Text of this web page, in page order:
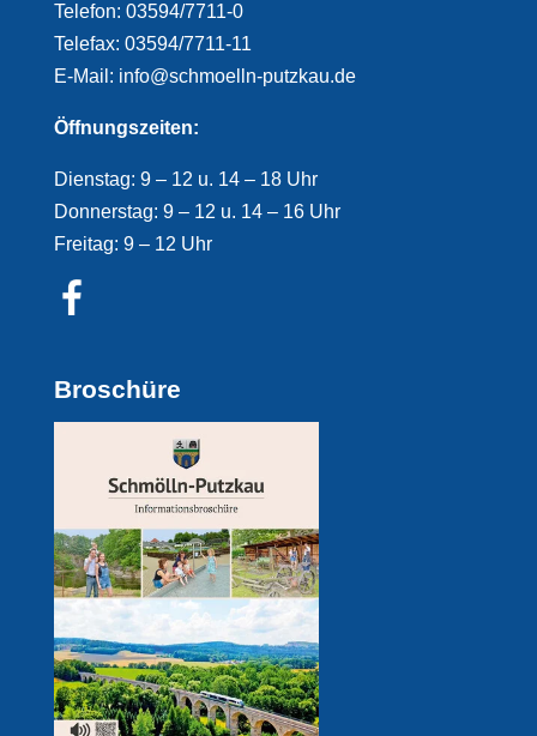
Telefon: 03594/7711-0
Telefax: 03594/7711-11
E-Mail: info@schmoelln-putzkau.de
Öffnungszeiten:
Dienstag: 9 – 12 u. 14 – 18 Uhr
Donnerstag: 9 – 12 u. 14 – 16 Uhr
Freitag: 9 – 12 Uhr
Broschüre